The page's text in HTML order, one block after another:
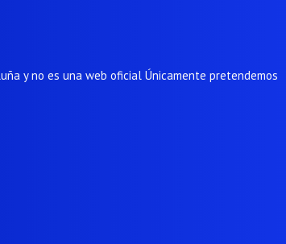
y no es una web oficial Únicamente pretendemos